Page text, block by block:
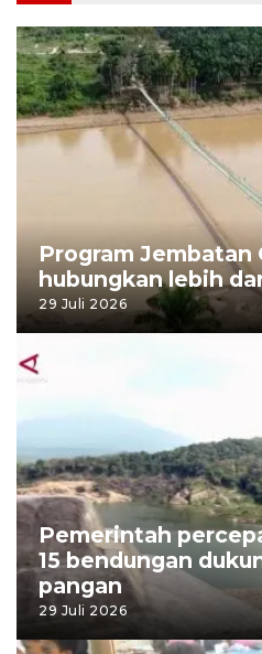
Program Jembatan
hubungkan lebih
29 Juli 2026
Pemerintah
15 bendungan
pangan
29 Juli 2026